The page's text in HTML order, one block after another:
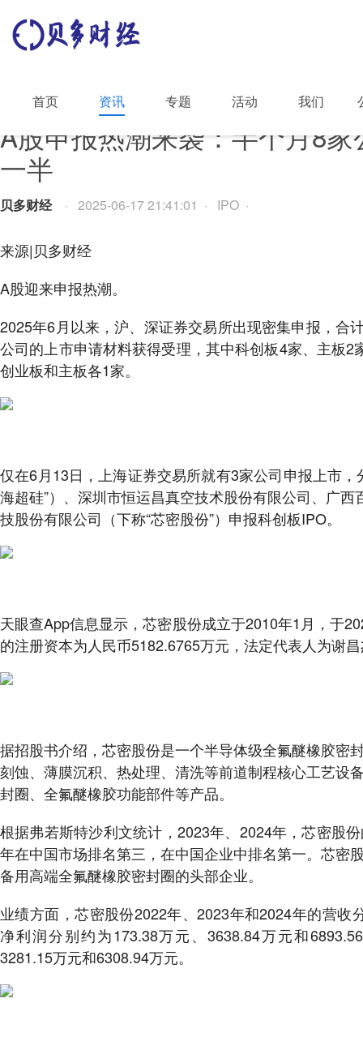
首页 资讯 专题 活动 我们
A股申报热潮来袭：半个月8
一半
贝多财经· 2025-06-17 21:41:01 · IPO ·
来源|贝多财经
A股迎来申报热潮。
2025年6月以来，沪、深证券交易所出现密集申报，合
公司的上市申请材料获得受理，其中科创板4家、主板
创业板和主板各1家。
仅在6月13日，上海证券交易所就有3家公司申报上市
海超硅”）、深圳市恒运昌真空技术股份有限公司、广
技股份有限公司（下称“芯密股份”）申报科创板IPO。
天眼查App信息显示，芯密股份成立于2010年1月，于
的注册资本为人民币5182.6765万元，法定代表人为谢
据招股书介绍，芯密股份是一个半导体级全氟醚橡胶密
刻蚀、薄膜沉积、热处理、清洗等前道制程核心工艺设
封圈、全氟醚橡胶功能部件等产品。
根据弗若斯特沙利文统计，2023年、2024年，芯密股
年在中国市场排名第三，在中国企业中排名第一。芯密
备用高端全氟醚橡胶密封圈的头部企业。
业绩方面，芯密股份2022年、2023年和2024年的营
净利润分别约为173.38万元、3638.84万元和
3281.15万元和6308.94万元。